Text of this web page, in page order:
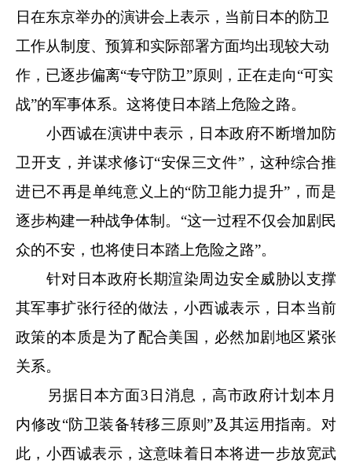
日在东京举办的演讲会上表示，当前日本的防卫
工作从制度、预算和实际部署方面均出现较大动
作，已逐步偏离“专守防卫”原则，正在走向“可实
战”的军事体系。这将使日本踏上危险之路。
小西诚在演讲中表示，日本政府不断增加防
卫开支，并谋求修订“安保三文件”，这种综合推
进已不再是单纯意义上的“防卫能力提升”，而是
逐步构建一种战争体制。“这一过程不仅会加剧民
众的不安，也将使日本踏上危险之路”。
针对日本政府长期渲染周边安全威胁以支撑
其军事扩张行径的做法，小西诚表示，日本当前
政策的本质是为了配合美国，必然加剧地区紧张
关系。
另据日本方面3日消息，高市政府计划本月
内修改“防卫装备转移三原则”及其运用指南。对
此，小西诚表示，这意味着日本将进一步放宽武